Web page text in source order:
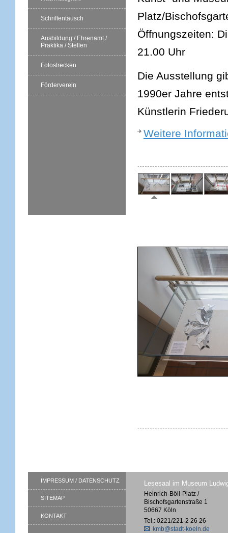
Schriftentausch
Ausbildung / Ehrenamt /
Praktika / Stellen
Fotostrecken
Förderverein
Platz/
Öffnungszeiten:
21.00 Uhr
Die Ausstellung
1990er Jahre
Künstlerin
Weitere
IMPRESSUM / DATENSCHUTZ
SITEMAP
KONTAKT
Lesesaal im Museum
Heinrich-Böll-Platz /
Bischofsgartenstraße 1
50667 Köln
Tel.: 0221/221-2 26 26
kmb@stadt-koeln.de